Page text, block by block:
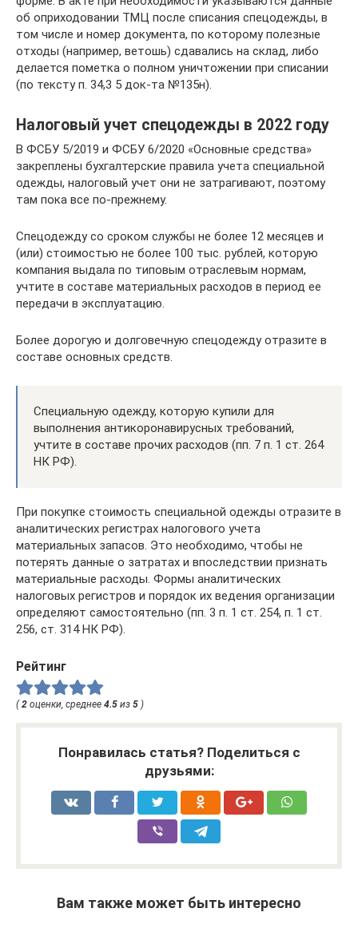
об оприходовании ТМЦ после списания спецодежды, в
том числе и номер документа, по которому полезные
отходы (например, ветошь) сдавались на склад, либо
делается пометка о полном уничтожении при списании
(по тексту п. 34,3 5 док-та №135н).
Налоговый учет спецодежды в 2022 году
В ФСБУ 5/2019 и ФСБУ 6/2020 «Основные средства»
закреплены бухгалтерские правила учета специальной
одежды, налоговый учет они не затрагивают, поэтому
там пока все по-прежнему.
Спецодежду со сроком службы не более 12 месяцев и
(или) стоимостью не более 100 тыс. рублей, которую
компания выдала по типовым отраслевым нормам,
учтите в составе материальных расходов в период ее
передачи в эксплуатацию.
Более дорогую и долговечную спецодежду отразите в
составе основных средств.
Специальную одежду, которую купили для
выполнения антикоронавирусных требований,
учтите в составе прочих расходов (пп. 7 п. 1 ст. 264
НК РФ).
При покупке стоимость специальной одежды отразите в
аналитических регистрах налогового учета
материальных запасов. Это необходимо, чтобы не
потерять данные о затратах и впоследствии признать
материальные расходы. Формы аналитических
налоговых регистров и порядок их ведения организации
определяют самостоятельно (пп. 3 п. 1 ст. 254, п. 1 ст.
256, ст. 314 НК РФ).
Рейтинг
(2 оценки, среднее 4.5 из 5 )
Понравилась статья? Поделиться с
друзьями:
Вам также может быть интересно